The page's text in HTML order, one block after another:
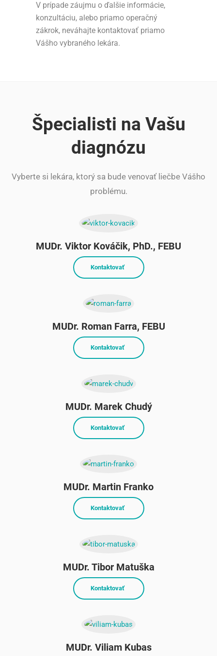
V prípade záujmu o ďalšie informácie,
konzultáciu, alebo priamo operačný
zákrok, neváhajte kontaktovať priamo
Vášho vybraného lekára.
Špecialisti na Vašu
diagnózu
Vyberte si lekára, ktorý sa bude venovať liečbe Vášho
problému.
MUDr. Viktor Kováčik, PhD., FEBU
Kontaktovať
MUDr. Roman Farra, FEBU
Kontaktovať
MUDr. Marek Chudý
Kontaktovať
MUDr. Martin Franko
Kontaktovať
MUDr. Tibor Matuška
Kontaktovať
MUDr. Viliam Kubas